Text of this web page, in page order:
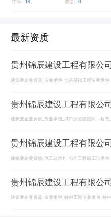
最新资质
贵州锦辰建设工程有限公司
建筑业企业资质_专业承包_地基基础工程专业承包
贵州锦辰建设工程有限公司
建筑业企业资质_专业承包_城市及道路照明工程专
贵州锦辰建设工程有限公司
建筑业企业资质_施工总承包_电力工程施工总承包
贵州锦辰建设工程有限公司
建筑业企业资质_专业承包_特种工程专业承包_特